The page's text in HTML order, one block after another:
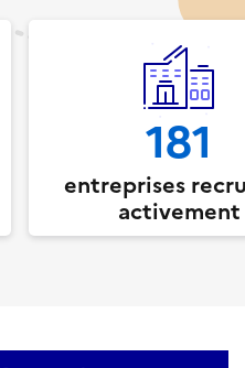
181
entreprises
activement